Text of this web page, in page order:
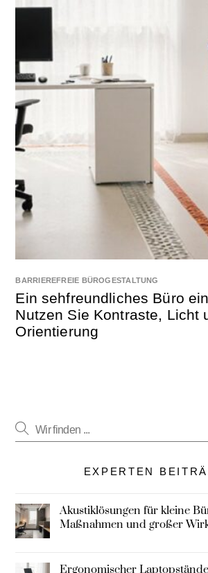
BARRIEREFREIE BÜROGESTALTUNG
Ein sehfreundliches Büro
Nutzen Sie Kontraste, Licht
Orientierung
EXPERTEN
Akustiklösungen für kleine
Maßnahmen und großer
Ergonomischer